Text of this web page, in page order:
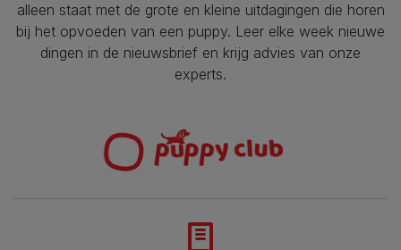
alleen staat met de grote en kleine uitdagingen die horen
bij het opvoeden van een puppy. Leer elke week nieuwe
dingen in de nieuwsbrief en krijg advies van onze
experts.